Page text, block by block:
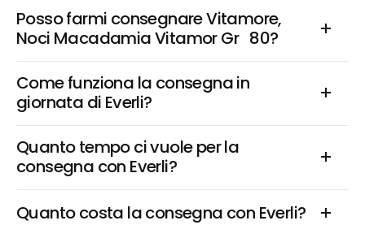
Posso farmi consegnare Vitamore,
Noci Macadamia Vitamor Gr   80?
Come funziona la consegna in
giornata di Everli?
Quanto tempo ci vuole per la
consegna con Everli?
Quanto costa la consegna con Everli?